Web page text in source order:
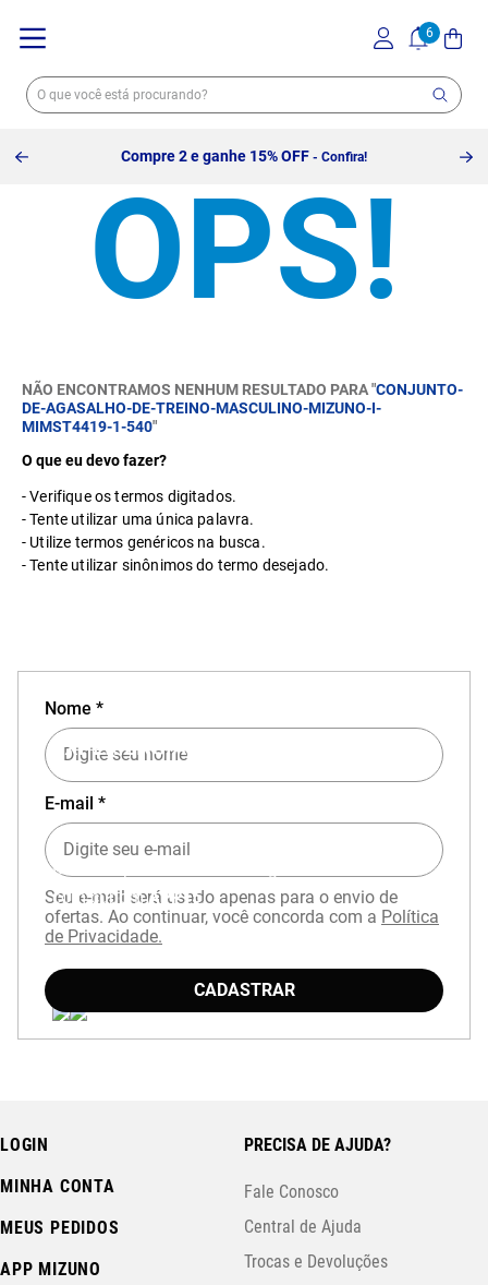
Compre 2 e ganhe 15% OFF - Confira!
NÃO ENCONTRAMOS NENHUM RESULTADO PARA "CONJUNTO-
DE-AGASALHO-DE-TREINO-MASCULINO-MIZUNO-I-
MIMST4419-1-540"
O que eu devo fazer?
Verifique os termos digitados.
Tente utilizar uma única palavra.
Utilize termos genéricos na busca.
Tente utilizar sinônimos do termo desejado.
EXPERIÊNCIA MIZUNO NO APP
Baixe o aplicativo Mizuno e garanta
com cupomAPP15.
Nome *
E-mail *
Seu e-mail será usado apenas para o envio de
ofertas. Ao continuar, você concorda com a Política
de Privacidade.
CADASTRAR
LOGIN
MINHA CONTA
MEUS PEDIDOS
APP MIZUNO
PRECISA DE AJUDA?
Fale Conosco
Central de Ajuda
Trocas e Devoluções